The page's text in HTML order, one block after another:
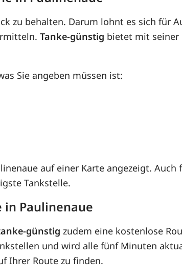
zu behalten. Darum lohnt es sich für
Tanke-günstig bietet mit seiner
Sie angeben müssen ist:
auf einer Karte angezeigt. Auch
Tankstelle.
Paulinenaue
günstig zudem eine kostenlose
und wird alle fünf Minuten
Ihrer Route zu finden.